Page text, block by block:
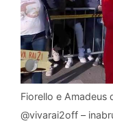
Fiorello e Amadeus
@vivarai2off –